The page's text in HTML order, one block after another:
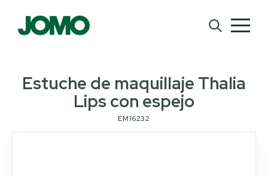
Estuche de maquillaje Thalia
Lips con espejo
EM16232